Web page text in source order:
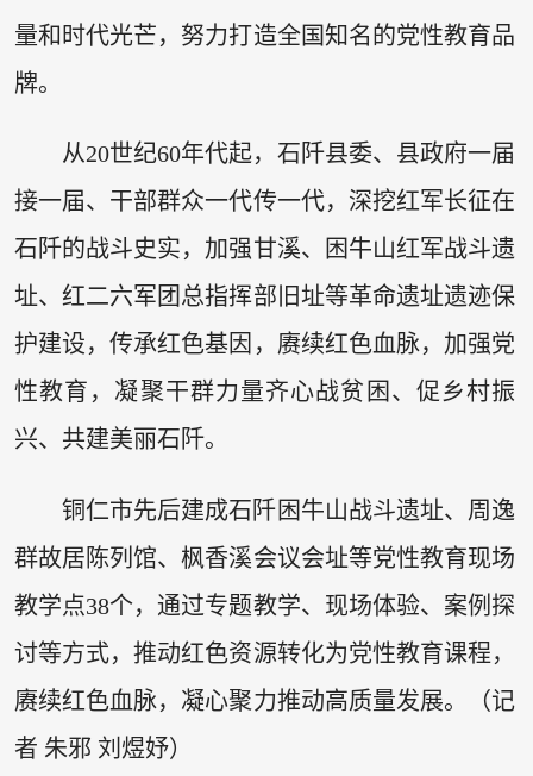
量和时代光芒，努力打造全国知名的党性教育品
牌。
从20世纪60年代起，石阡县委、县政府一届
接一届、干部群众一代传一代，深挖红军长征在
石阡的战斗史实，加强甘溪、困牛山红军战斗遗
址、红二六军团总指挥部旧址等革命遗址遗迹保
护建设，传承红色基因，赓续红色血脉，加强党
性教育，凝聚干群力量齐心战贫困、促乡村振
兴、共建美丽石阡。
铜仁市先后建成石阡困牛山战斗遗址、周逸
群故居陈列馆、枫香溪会议会址等党性教育现场
教学点38个，通过专题教学、现场体验、案例探
讨等方式，推动红色资源转化为党性教育课程，
赓续红色血脉，凝心聚力推动高质量发展。（记
者 朱邪 刘煜妤）